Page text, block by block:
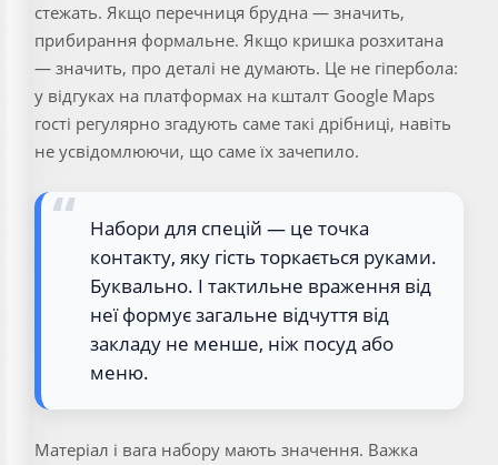
стежать. Якщо перечниця брудна — значить,
прибирання формальне. Якщо кришка розхитана
— значить, про деталі не думають. Це не гіпербола:
у відгуках на платформах на кшталт Google Maps
гості регулярно згадують саме такі дрібниці, навіть
не усвідомлюючи, що саме їх зачепило.
Набори для спецій — це точка
контакту, яку гість торкається руками.
Буквально. І тактильне враження від
неї формує загальне відчуття від
закладу не менше, ніж посуд або
меню.
Матеріал і вага набору мають значення. Важка